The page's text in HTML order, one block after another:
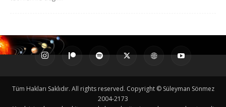
Tüm Hakları Saklıdır. All rights reserved. Copyright © Süleyman Sönmez
2004-2173